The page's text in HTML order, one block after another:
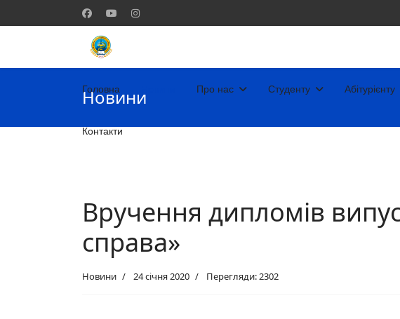
Головна Про нас Студенту Абітурієнту
Контакти
Новини
Вручення дипломів
справа»
Новини 24 січня 2020 Перегляди: 2302